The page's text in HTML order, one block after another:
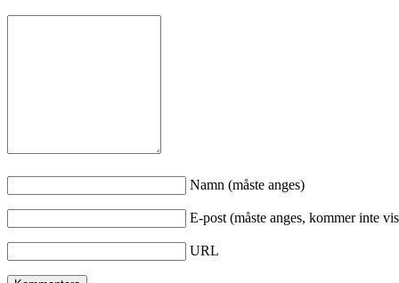
Namn (måste anges)
E-post (måste anges, kommer inte
URL